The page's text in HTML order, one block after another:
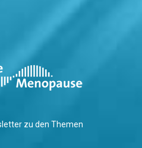
zu den Themen